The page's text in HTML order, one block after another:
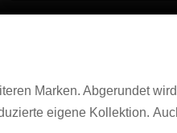
Marken. Abgerundet
eigene Kollektion.